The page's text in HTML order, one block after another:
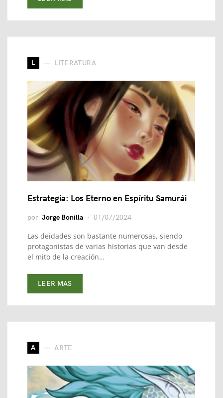
L LITERATURA
Estrategia: Los Eterno en Espíritu Samurái
por Jorge Bonilla 01/07/2024
Las deidades son bastante numerosas, siendo
protagonistas de varias historias que van desde
el mito de la creación…
LEER MAS
A ARTE